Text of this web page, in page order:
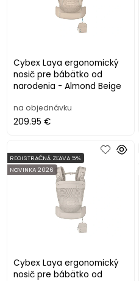
Cybex Laya ergonomický
nosič pre bábätko od
narodenia - Almond Beige
na objednávku
209.95 €
Cybex Laya ergonomický
nosič pre bábätko od
REGISTRAČNÁ ZĽAVA 5%
NOVINKA 2026